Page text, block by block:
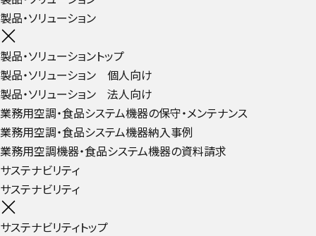
製品・ソリューション
製品・ソリューショントップ
製品・ソリューション 個人向け
製品・ソリューション 法人向け
業務用空調・食品システム機器の保守・メンテナンス
業務用空調・食品システム機器納入事例
業務用空調機器・食品システム機器の資料請求
サステナビリティ
サステナビリティ
サステナビリティトップ